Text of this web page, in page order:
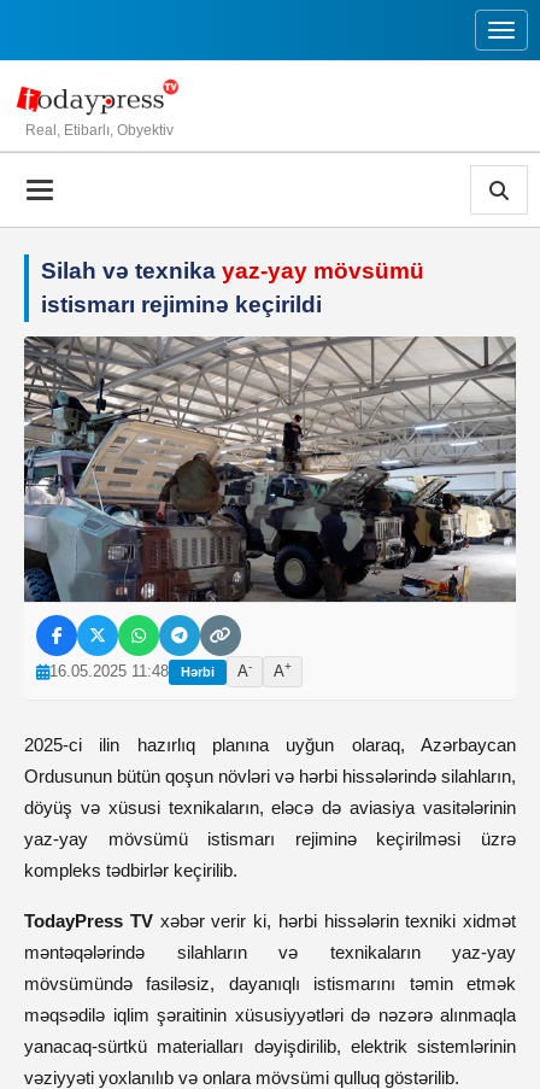
Real, Etibarlı, Obyektiv
Silah və texnika yaz-yay mövsümü
istismarı rejiminə keçirildi
16.05.2025 11:48 Hərbi A- A+
2025-ci ilin hazırlıq planına uyğun olaraq, Azərbaycan
Ordusunun bütün qoşun növləri və hərbi hissələrində silahların,
döyüş və xüsusi texnikaların, eləcə də aviasiya vasitələrinin
yaz-yay mövsümü istismarı rejiminə keçirilməsi üzrə
kompleks tədbirlər keçirilib.
TodayPress TVxəbər verir ki, hərbi hissələrin texniki xidmət
məntəqələrində silahların və texnikaların yaz-yay
mövsümündə fasiləsiz, dayanıqlı istismarını təmin etmək
məqsədilə iqlim şəraitinin xüsusiyyətləri də nəzərə alınmaqla
yanacaq-sürtkü materialları dəyişdirilib, elektrik sistemlərinin
vəziyyəti yoxlanılıb və onlara mövsümi qulluq göstərilib.